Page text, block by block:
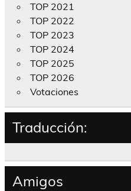
TOP 2021
TOP 2022
TOP 2023
TOP 2024
TOP 2025
TOP 2026
Votaciones
Traducción:
Amigos